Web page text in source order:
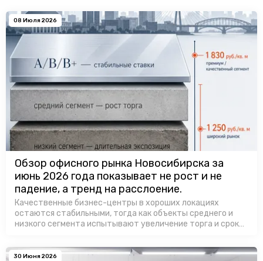
08 Июля 2026
Обзор офисного рынка Новосибирска за
июнь 2026 года показывает не рост и не
падение, а тренд на расслоение.
Качественные бизнес-центры в хороших локациях
остаются стабильными, тогда как объекты среднего и
низкого сегмента испытывают увеличение торга и сроков
30 Июня 2026